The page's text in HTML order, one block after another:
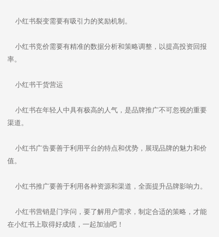
小红书裂变需要有吸引力的奖励机制。
小红书竞价需要有精准的数据分析和策略调整，以提高投资回报
率。
小红书干货营运
小红书在年轻人中具有极高的人气，是品牌推广不可忽视的重要
渠道。
小红书广告要善于利用平台的特点和优势，展现品牌的魅力和价
值。
小红书推广要善于利用各种资源和渠道，全面提升品牌影响力。
小红书营销是门学问，要了解用户需求，制定合适的策略，才能
在小红书上取得好成绩，一起加油吧！